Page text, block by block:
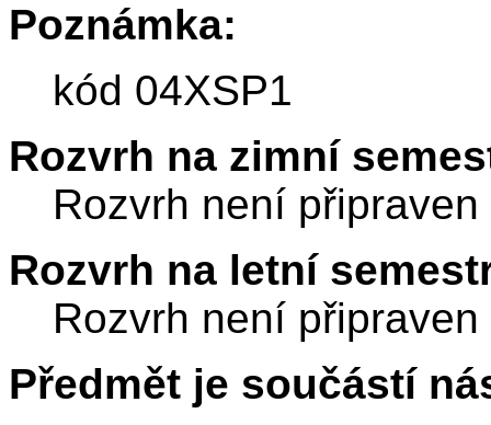
Poznámka:
kód 04XSP1
Rozvrh na zimní
Rozvrh není připraven
Rozvrh na letní
Rozvrh není připraven
Předmět je součástí